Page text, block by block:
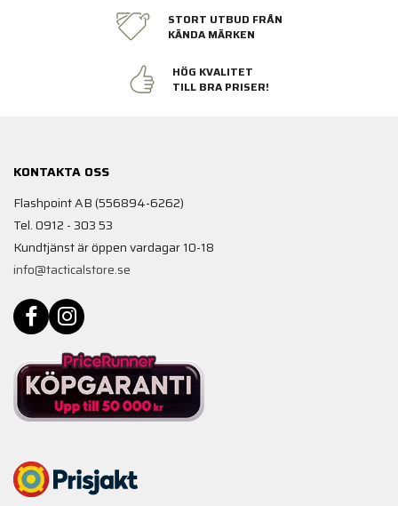
STORT UTBUD FRÅN
KÄNDA MÄRKEN
HÖG KVALITET
TILL BRA PRISER!
KONTAKTA OSS
Flashpoint AB (556894-6262)
Tel. 0912 - 303 53
Kundtjänst är öppen vardagar 10-18
info@tacticalstore.se